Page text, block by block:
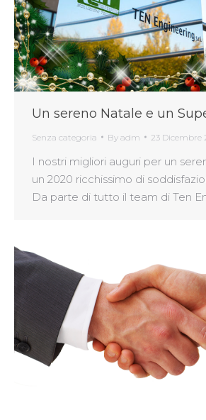
Un sereno Natale e un
Senza categoria By adm 23 Dicembre
I nostri migliori auguri per un
un 2020 ricchissimo di
Da parte di tutto il team di Ten